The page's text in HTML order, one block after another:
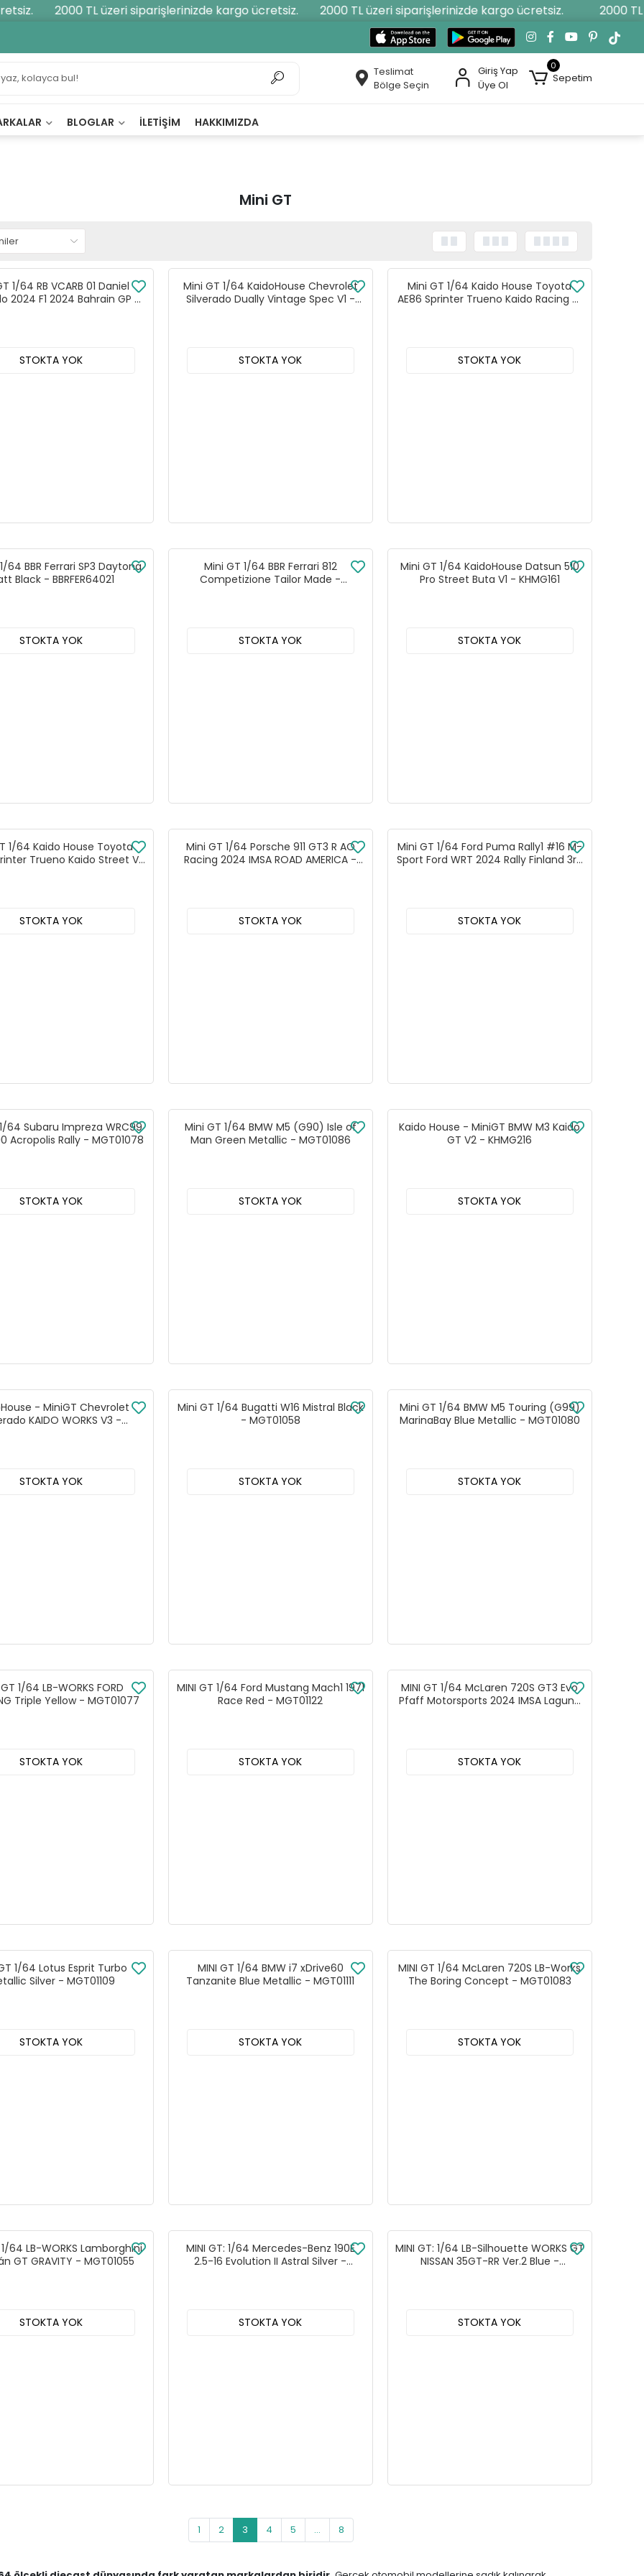
2000 TL üzeri siparişlerinizde kargo ücretsiz. 2000 TL üzeri siparişlerinizde kargo ücretsiz. 2000 TL
Teslimat
Bölge Seçin
Giriş Yap
Üye Ol
0
Sepetim
BLOGLAR İLETIŞIM HAKKIMIZDA
Mini GT
1/64 RB VCARB 01 Daniel
2024 F1 2024 Bahrain GP -
STOKTA YOK
Mini GT 1/64 KaidoHouse Chevrolet
Silverado Dually Vintage Spec V1 -
STOKTA YOK
Mini GT 1/64 Kaido House Toyota
AE86 Sprinter Trueno Kaido Racing V1
STOKTA YOK
64 BBR Ferrari SP3 Daytona
Black - BBRFER64021
STOKTA YOK
Mini GT 1/64 BBR Ferrari 812
Competizione Tailor Made -
STOKTA YOK
Mini GT 1/64 KaidoHouse Datsun 510
Pro Street Buta V1 - KHMG161
STOKTA YOK
1/64 Kaido House Toyota
Trueno Kaido Street V1
STOKTA YOK
Mini GT 1/64 Porsche 911 GT3 R AO
Racing 2024 IMSA ROAD AMERICA -
STOKTA YOK
Mini GT 1/64 Ford Puma Rally1 #16 M-
Sport Ford WRT 2024 Rally Finland 3rd
STOKTA YOK
64 Subaru Impreza WRC99
Acropolis Rally - MGT01078
STOKTA YOK
Mini GT 1/64 BMW M5 (G90) Isle of
Man Green Metallic - MGT01086
STOKTA YOK
Kaido House - MiniGT BMW M3 Kaido
GT V2 - KHMG216
STOKTA YOK
- MiniGT Chevrolet
KAIDO WORKS V3 -
STOKTA YOK
Mini GT 1/64 Bugatti W16 Mistral Black
- MGT01058
STOKTA YOK
Mini GT 1/64 BMW M5 Touring (G99)
MarinaBay Blue Metallic - MGT01080
STOKTA YOK
1/64 LB-WORKS FORD
Triple Yellow - MGT01077
STOKTA YOK
MINI GT 1/64 Ford Mustang Mach1 1971
Race Red - MGT01122
STOKTA YOK
MINI GT 1/64 McLaren 720S GT3 Evo
Pfaff Motorsports 2024 IMSA Laguna
STOKTA YOK
1/64 Lotus Esprit Turbo
Silver - MGT01109
STOKTA YOK
MINI GT 1/64 BMW i7 xDrive60
Tanzanite Blue Metallic - MGT01111
STOKTA YOK
MINI GT 1/64 McLaren 720S LB-Works
The Boring Concept - MGT01083
STOKTA YOK
1/64 LB-WORKS Lamborghini
GT GRAVITY - MGT01055
STOKTA YOK
MINI GT: 1/64 Mercedes-Benz 190E
2.5-16 Evolution II Astral Silver -
STOKTA YOK
MINI GT: 1/64 LB-Silhouette WORKS GT
NISSAN 35GT-RR Ver.2 Blue -
STOKTA YOK
1 2 3 4 5 ... 8